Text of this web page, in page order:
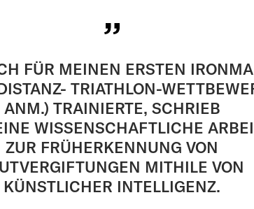
FÜR MEINEN ERSTEN
TRIATHLON-
ANM.) TRAINIERTE, SCHRIEB
WISSENSCHAFTLICHE
ZUR FRÜHERKENNUNG VON
MITHILE VON
KÜNSTLICHER INTELLIGENZ.